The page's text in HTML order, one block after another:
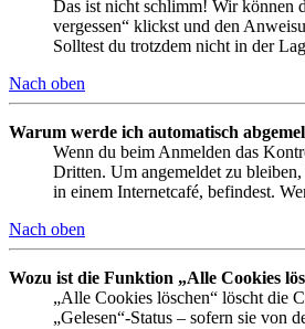
Das ist nicht schlimm! Wir können
vergessen“ klickst und den
Solltest du trotzdem nicht in der
Nach oben
Warum werde ich automatisch
Wenn du beim Anmelden das
Dritten. Um angemeldet zu
in einem Internetcafé, befindest.
Nach oben
Wozu ist die Funktion „Alle Cookies
„Alle Cookies löschen“ löscht die
„Gelesen“-Status – sofern sie von